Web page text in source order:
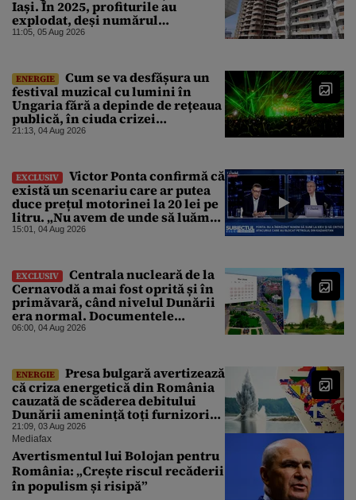
Iași. În 2025, profiturile au
explodat, deși numărul
angajaților a scăzut
11:05, 05 Aug 2026
ENERGIE
Cum se va desfășura un
festival muzical cu lumini în
Ungaria fără a depinde de rețeaua
publică, în ciuda crizei
energetice
21:13, 04 Aug 2026
EXCLUSIV
Victor Ponta confirmă că
există un scenariu care ar putea
duce prețul motorinei la 20 lei pe
litru. „Nu avem de unde să luăm
petrol”
15:01, 04 Aug 2026
EXCLUSIV
Centrala nucleară de la
Cernavodă a mai fost oprită și în
primăvară, când nivelul Dunării
era normal. Documentele
descoperite de Gândul arată că
06:00, 04 Aug 2026
ENERGIE
Presa bulgară avertizează
că criza energetică din România
cauzată de scăderea debitului
Dunării amenință toți furnizorii
balcanici de electricitate
21:09, 03 Aug 2026
Mediafax
Avertismentul lui Bolojan pentru
România: „Crește riscul recăderii
în populism și risipă”